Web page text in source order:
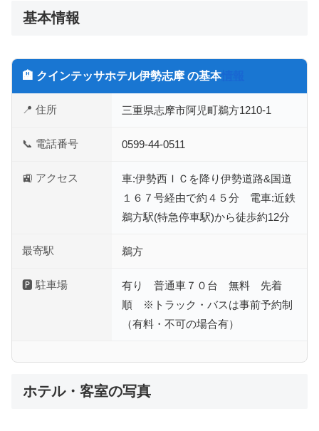
基本情報
🏨 クインテッサホテル伊勢志摩 の基本情報
📍 住所 三重県志摩市阿児町鵜方1210-1
📞 電話番号 0599-44-0511
🚉 アクセス
車:伊勢西ＩＣを降り伊勢道路&国道
１６７号経由で約４５分 電車:近鉄
鵜方駅(特急停車駅)から徒歩約12分
最寄駅 鵜方
🅿 駐車場
有り 普通車７０台 無料 先着
順 ※トラック・バスは事前予約制
（有料・不可の場合有）
ホテル・客室の写真